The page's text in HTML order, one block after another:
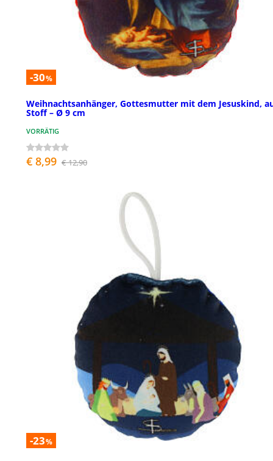
-30%
Weihnachtsanhänger, Gottesmutter mit dem Jesuskind,
Stoff – Ø 9 cm
VORRÄTIG
€ 8,99 € 12,90
-23%